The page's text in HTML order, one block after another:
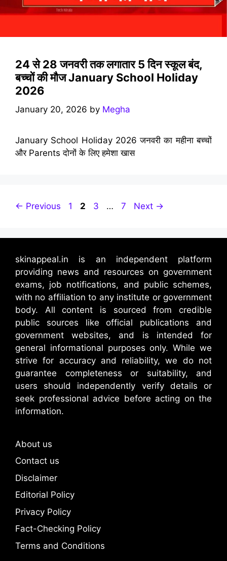
24 से 28 जनवरी तक लगातार 5 दिन स्कूल बंद,
बच्चों की मौज January School Holiday
2026
January 20, 2026 by Megha
January School Holiday 2026 जनवरी का महीना बच्चों
और Parents दोनों के लिए हमेशा खास
← Previous Page
1 Page
2 Page
3 … Page
7 Next →
skinappeal.in is an independent platform
providing news and resources on government
exams, job notifications, and public schemes,
with no affiliation to any institute or government
body. All content is sourced from credible
public sources like official publications and
government websites, and is intended for
general informational purposes only. While we
strive for accuracy and reliability, we do not
guarantee completeness or suitability, and
users should independently verify details or
seek professional advice before acting on the
information.
About us
Contact us
Disclaimer
Editorial Policy
Privacy Policy
Fact-Checking Policy
Terms and Conditions